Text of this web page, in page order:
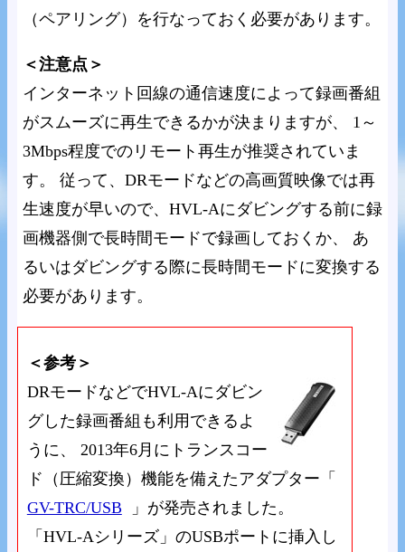
（ペアリング）を行なっておく必要があります。
＜注意点＞
インターネット回線の通信速度によって録画番組
がスムーズに再生できるかが決まりますが、 1～
3Mbps程度でのリモート再生が推奨されていま
す。 従って、DRモードなどの高画質映像では再
生速度が早いので、HVL-Aにダビングする前に録
画機器側で長時間モードで録画しておくか、 あ
るいはダビングする際に長時間モードに変換する
必要があります。
＜参考＞
DRモードなどでHVL-Aにダビン
グした録画番組も利用できるよ
うに、 2013年6月にトランスコー
ド（圧縮変換）機能を備えたアダプター「
GV-TRC/USB
」が発売されました。
「HVL-Aシリーズ」のUSBポートに挿入し